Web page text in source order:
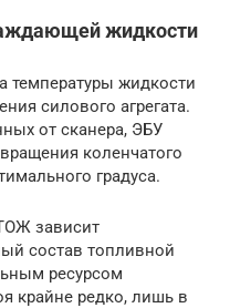
жидкости
температуры жидкости
силового агрегата.
от сканера, ЭБУ
коленчатого
градуса.
зависит
состав топливной
ресурсом
крайне редко, лишь в